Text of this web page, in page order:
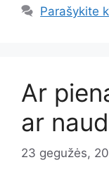
Parašykite
Ar
ar
23 gegužės,